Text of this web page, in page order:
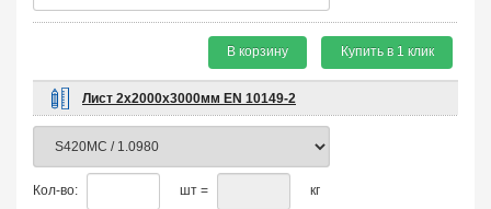
В корзину Купить в 1 клик
Лист 2х2000х3000мм EN 10149-2
Кол-во: шт = кг